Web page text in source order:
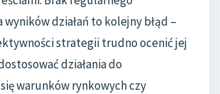
działań to kolejny błąd –
strategii trudno ocenić jej
działania do
warunków rynkowych czy